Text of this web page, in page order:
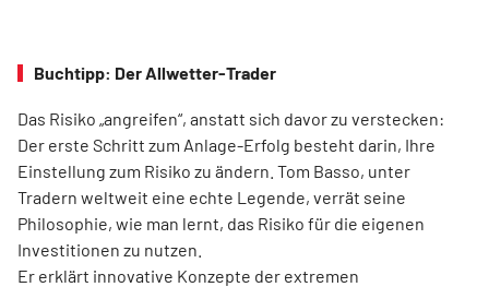
Buchtipp: Der Allwetter-Trader
Das Risiko „angreifen“, anstatt sich davor zu verstecken:
Der erste Schritt zum Anlage-Erfolg besteht darin, Ihre
Einstellung zum Risiko zu ändern. Tom Basso, unter
Tradern weltweit eine echte Legende, verrät seine
Philosophie, wie man lernt, das Risiko für die eigenen
Investitionen zu nutzen.
Er erklärt innovative Konzepte der extremen